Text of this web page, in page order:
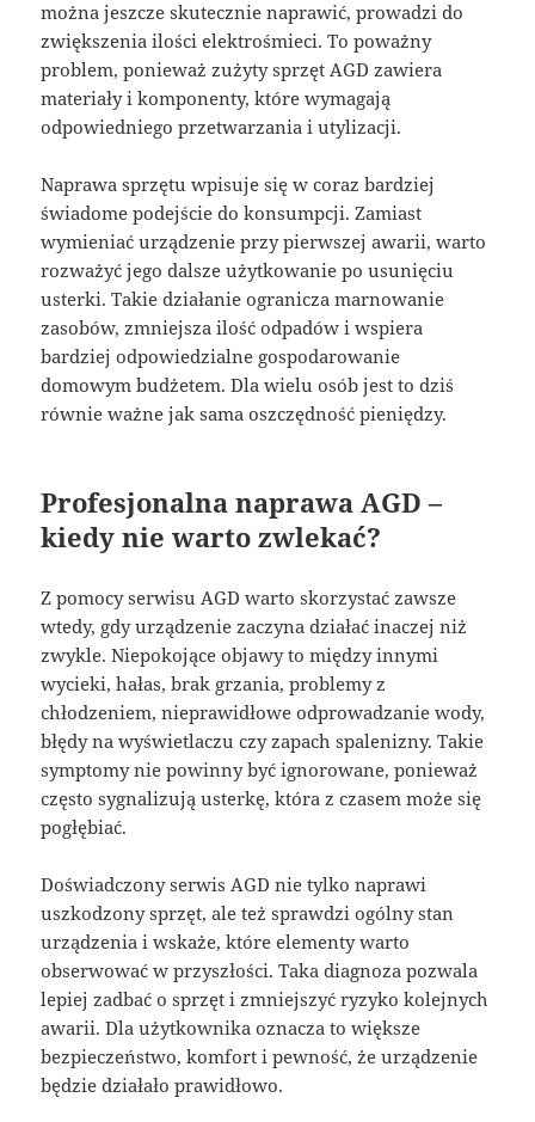
można jeszcze skutecznie naprawić, prowadzi do
zwiększenia ilości elektrośmieci. To poważny
problem, ponieważ zużyty sprzęt AGD zawiera
materiały i komponenty, które wymagają
odpowiedniego przetwarzania i utylizacji.
Naprawa sprzętu wpisuje się w coraz bardziej
świadome podejście do konsumpcji. Zamiast
wymieniać urządzenie przy pierwszej awarii, warto
rozważyć jego dalsze użytkowanie po usunięciu
usterki. Takie działanie ogranicza marnowanie
zasobów, zmniejsza ilość odpadów i wspiera
bardziej odpowiedzialne gospodarowanie
domowym budżetem. Dla wielu osób jest to dziś
równie ważne jak sama oszczędność pieniędzy.
Profesjonalna naprawa AGD –
kiedy nie warto zwlekać?
Z pomocy serwisu AGD warto skorzystać zawsze
wtedy, gdy urządzenie zaczyna działać inaczej niż
zwykle. Niepokojące objawy to między innymi
wycieki, hałas, brak grzania, problemy z
chłodzeniem, nieprawidłowe odprowadzanie wody,
błędy na wyświetlaczu czy zapach spalenizny. Takie
symptomy nie powinny być ignorowane, ponieważ
często sygnalizują usterkę, która z czasem może się
pogłębiać.
Doświadczony serwis AGD nie tylko naprawi
uszkodzony sprzęt, ale też sprawdzi ogólny stan
urządzenia i wskaże, które elementy warto
obserwować w przyszłości. Taka diagnoza pozwala
lepiej zadbać o sprzęt i zmniejszyć ryzyko kolejnych
awarii. Dla użytkownika oznacza to większe
bezpieczeństwo, komfort i pewność, że urządzenie
będzie działało prawidłowo.